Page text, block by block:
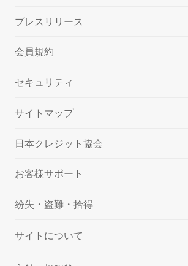
プレスリリース
会員規約
セキュリティ
サイトマップ
日本クレジット協会
お客様サポート
紛失・盗難・拾得
サイトについて